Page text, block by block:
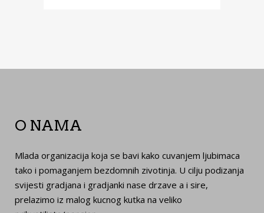
O NAMA
Mlada organizacija koja se bavi kako cuvanjem ljubimaca
tako i pomaganjem bezdomnih zivotinja. U cilju podizanja
svijesti gradjana i gradjanki nase drzave a i sire,
prelazimo iz malog kucnog kutka na veliko